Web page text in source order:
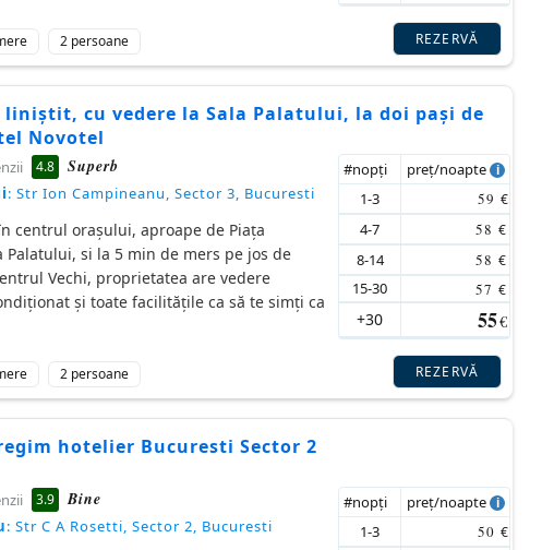
2 persoane REZERVĂ
cu vedere la Sala Palatului, la doi pași de
Novotel
4.8 Superb
: Str Ion Campineanu, Sector 3, Bucuresti
centrul oraşului, aproape de Piaţa
Palatului, si la 5 min de mers pe jos de
Vechi, proprietatea are vedere
și toate facilitățile ca să te simți ca
#nopţi
preţ/noapte
1-3
59 €
4-7 58 €
8-14 58 €
15-30 57 €
+30 55€
2 persoane REZERVĂ
hotelier Bucuresti Sector 2
3.9 Bine
: Str C A Rosetti, Sector 2, Bucuresti
#nopţi
preţ/noapte
1-3
50 €